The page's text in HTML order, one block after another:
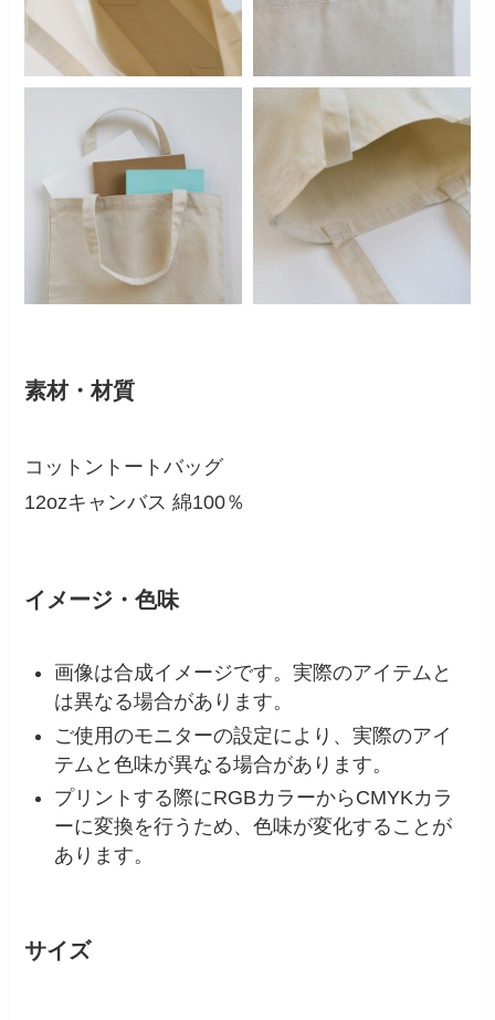
素材・材質
コットントートバッグ
12ozキャンバス 綿100％
イメージ・色味
画像は合成イメージです。実際のアイテムと
は異なる場合があります。
ご使用のモニターの設定により、実際のアイ
テムと色味が異なる場合があります。
プリントする際にRGBカラーからCMYKカラ
ーに変換を行うため、色味が変化することが
あります。
サイズ